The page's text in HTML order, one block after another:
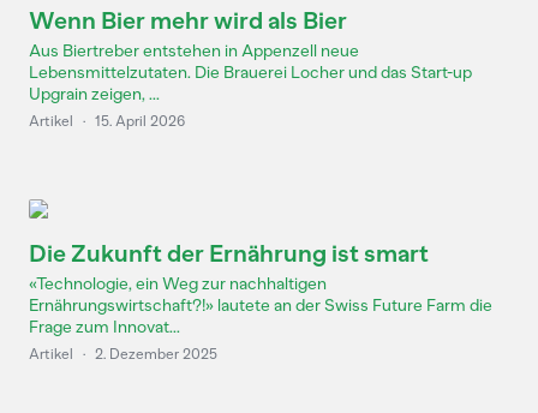
Wenn Bier mehr wird als Bier
Aus Biertreber entstehen in Appenzell neue
Lebensmittelzutaten. Die Brauerei Locher und das Start-up
Upgrain zeigen, ...
Artikel · 15. April 2026
Die Zukunft der Ernährung ist smart
«Technologie, ein Weg zur nachhaltigen
Ernährungswirtschaft?!» lautete an der Swiss Future Farm die
Frage zum Innovat...
Artikel · 2. Dezember 2025